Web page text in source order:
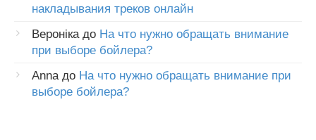
накладывания треков онлайн
Веронікадо На что нужно обращать внимание
при выборе бойлера?
Annaдо На что нужно обращать внимание при
выборе бойлера?